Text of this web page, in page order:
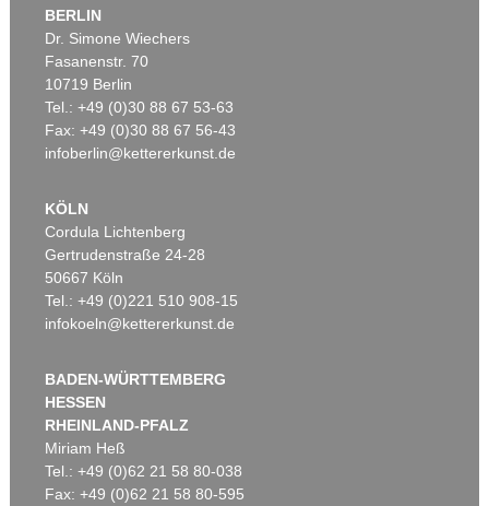
BERLIN
Dr. Simone Wiechers
Fasanenstr. 70
10719 Berlin
Tel.: +49 (0)30 88 67 53-63
Fax: +49 (0)30 88 67 56-43
infoberlin@kettererkunst.de
KÖLN
Cordula Lichtenberg
Gertrudenstraße 24-28
50667 Köln
Tel.: +49 (0)221 510 908-15
infokoeln@kettererkunst.de
BADEN-WÜRTTEMBERG
HESSEN
RHEINLAND-PFALZ
Miriam Heß
Tel.: +49 (0)62 21 58 80-038
Fax: +49 (0)62 21 58 80-595